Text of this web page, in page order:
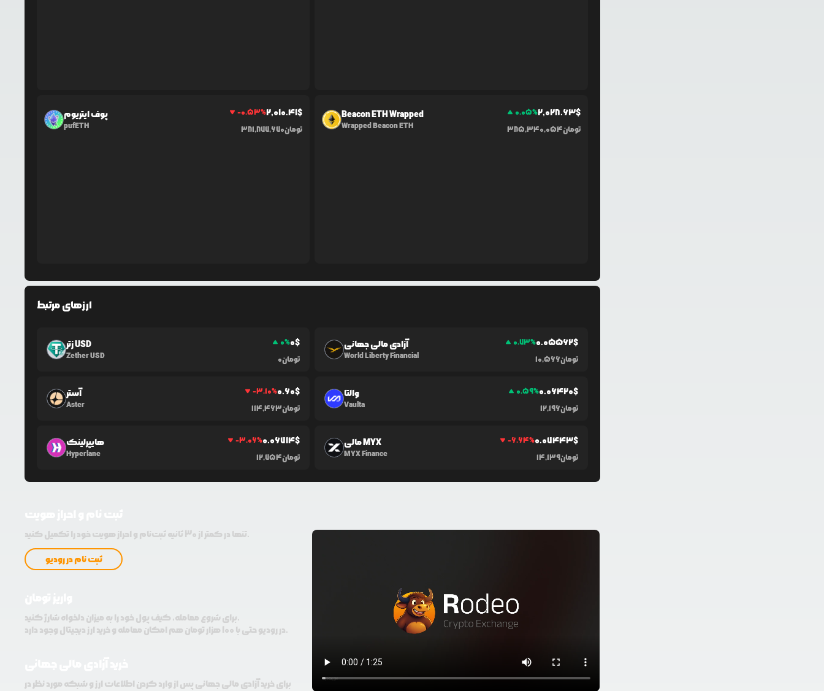
پوف ایتریوم
pufETH
-0.53%2,010.41$
381,877,670تومان
Beacon ETH Wrapped
Wrapped Beacon ETH
0.05%2,028.63$
385,340,054تومان
ارزهای مرتبط
زتر USD
Zether USD
0%0$
0تومان
آزادی مالی جهانی
World Liberty Financial
0.73%0.05562$
10,566تومان
آستر
Aster
-3.10%0.60$
114,463تومان
والتا
Vaulta
0.59%0.06420$
12,196تومان
هایپرلینک
Hyperlane
-3.06%0.06714$
12,754تومان
مالی MYX
MYX Finance
-6.64%0.07443$
14,139تومان
تنها در کمتر از 30 ثانیه ثبت‌نام و احراز هویت خود را تکمیل کنید.
ثبت نام در رودیو
برای شروع معامله، کیف پول خود را به میزان دلخواه شارژ کنید.
در رودیو حتی با 100 هزار تومان هم امکان معامله و خرید ارز دیجیتال وجود دارد.
برای خرید آزادی مالی جهانی پس از وارد کردن اطلاعات ارز و شبکه مورد نظر در